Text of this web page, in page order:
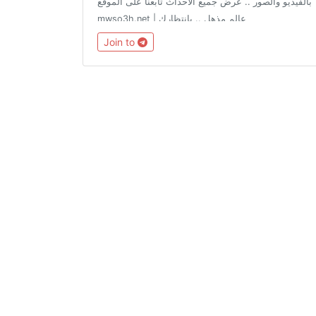
mwso3h.net | عالم مذهل .. بإنتظارك
Join to